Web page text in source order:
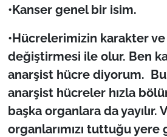
•Kanser genel bir isim.
•Hücrelerimizin karakter
değiştirmesi ile olur. Ben
anarşist hücre diyorum.
anarşist hücreler hızla
başka organlara da yayılır.
organlarımızı tuttuğu yere
Magazin
İş Dünyası
Bilim Teknoloji